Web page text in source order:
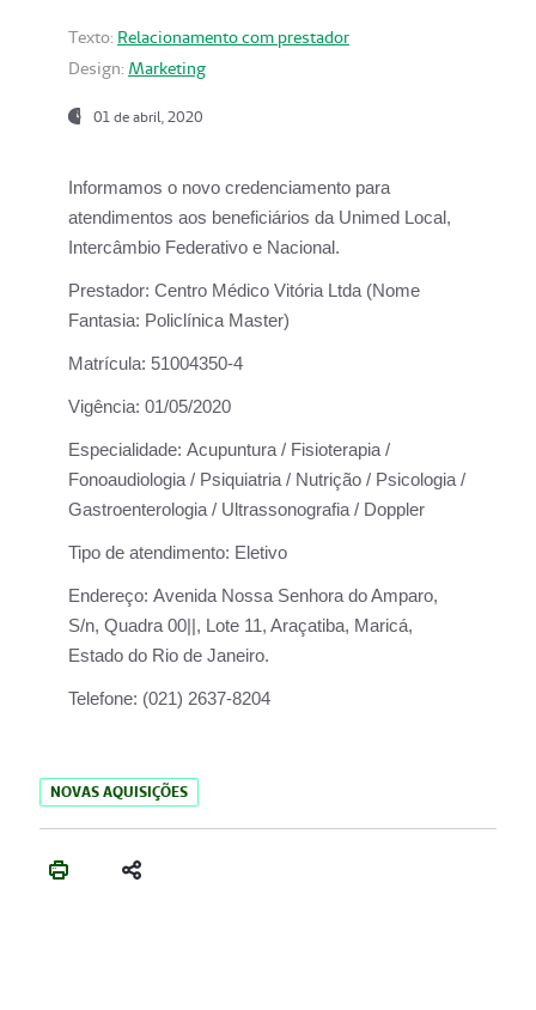
Texto: Relacionamento com prestador
Design: Marketing
01 de abril, 2020
Informamos o novo credenciamento para
atendimentos aos beneficiários da Unimed Local,
Intercâmbio Federativo e Nacional.
Prestador: Centro Médico Vitória Ltda (Nome
Fantasia: Policlínica Master)
Matrícula: 51004350-4
Vigência: 01/05/2020
Especialidade: Acupuntura / Fisioterapia /
Fonoaudiologia / Psiquiatria / Nutrição / Psicologia /
Gastroenterologia / Ultrassonografia / Doppler
Tipo de atendimento: Eletivo
Endereço: Avenida Nossa Senhora do Amparo,
S/n, Quadra 00||, Lote 11, Araçatiba, Maricá,
Estado do Rio de Janeiro.
Telefone: (021) 2637-8204
NOVAS AQUISIÇÕES